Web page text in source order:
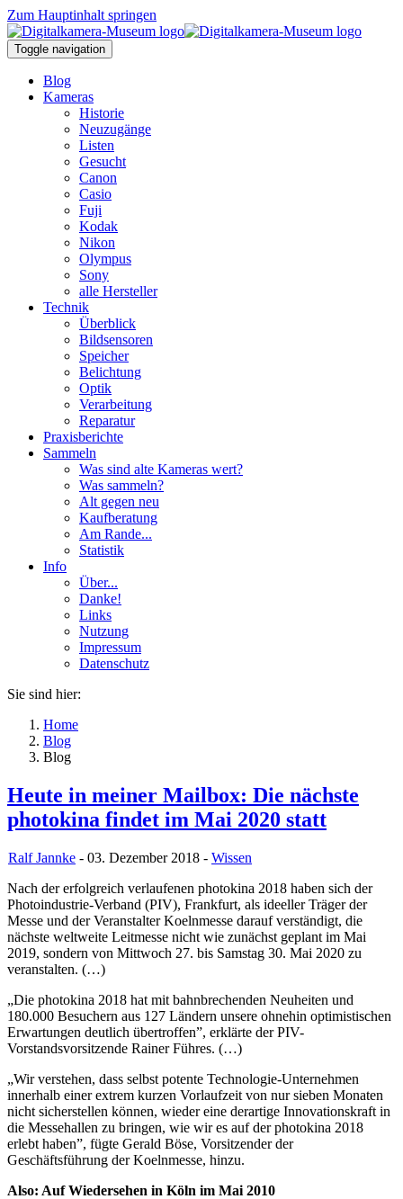
Zum Hauptinhalt springen
Toggle navigation
Blog
Kameras
Historie
Neuzugänge
Listen
Gesucht
Canon
Casio
Fuji
Kodak
Nikon
Olympus
Sony
alle Hersteller
Technik
Überblick
Bildsensoren
Speicher
Belichtung
Optik
Verarbeitung
Reparatur
Praxisberichte
Sammeln
Was sind alte Kameras wert?
Was sammeln?
Alt gegen neu
Kaufberatung
Am Rande...
Statistik
Info
Über...
Danke!
Links
Nutzung
Impressum
Datenschutz
Sie sind hier:
Home
Blog
Blog
Heute in meiner Mailbox: Die nächste
photokina findet im Mai 2020 statt
Ralf Jannke - 03. Dezember 2018 - Wissen
Nach der erfolgreich verlaufenen photokina 2018 haben sich der
Photoindustrie-Verband (PIV), Frankfurt, als ideeller Träger der
Messe und der Veranstalter Koelnmesse darauf verständigt, die
nächste weltweite Leitmesse nicht wie zunächst geplant im Mai
2019, sondern von Mittwoch 27. bis Samstag 30. Mai 2020 zu
veranstalten. (…)
„Die photokina 2018 hat mit bahnbrechenden Neuheiten und
180.000 Besuchern aus 127 Ländern unsere ohnehin optimistischen
Erwartungen deutlich übertroffen”, erklärte der PIV-
Vorstandsvorsitzende Rainer Führes. (…)
„Wir verstehen, dass selbst potente Technologie-Unternehmen
innerhalb einer extrem kurzen Vorlaufzeit von nur sieben Monaten
nicht sicherstellen können, wieder eine derartige Innovationskraft in
die Messehallen zu bringen, wie wir es auf der photokina 2018
erlebt haben”, fügte Gerald Böse, Vorsitzender der
Geschäftsführung der Koelnmesse, hinzu.
Also: Auf Wiedersehen in Köln im Mai 2010